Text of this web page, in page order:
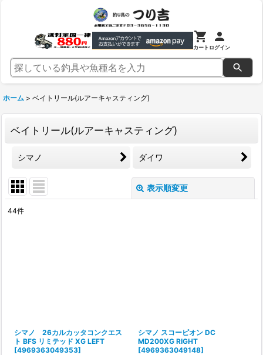
カートログイン
ホーム > ベイトリール(ルアーキャスティング)
ベイトリール(ルアーキャスティング)
シマノ ダイワ
表示順変更
44件
シマノ 26カルカッタコンクエス
ト BFS リミテッド XG LEFT
[4969363049353]
シマノ スコーピオン DC
MD200XG RIGHT
[4969363049148]